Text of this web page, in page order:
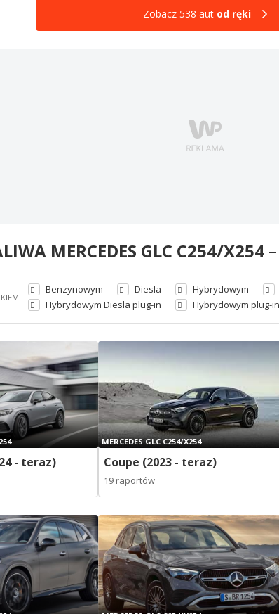
Zobacz 538 aut od ręki
MERCEDES GLC C254/X254
Benzynowym Diesla Hybrydowym
Hybrydowym Diesla plug-in
Hybrydowym plug-in
- teraz)
MERCEDES GLC C254/X254
Coupe (2023 - teraz)
19 raportów